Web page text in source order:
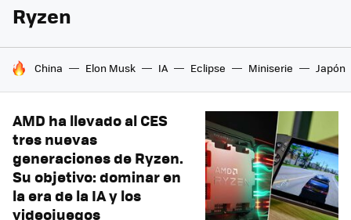
Ryzen
HOY SE HABLA DE
China Elon Musk IA Eclipse Miniserie Japón
AMD ha llevado al CES
tres nuevas
generaciones de Ryzen.
Su objetivo: dominar en
la era de la IA y los
videojuegos